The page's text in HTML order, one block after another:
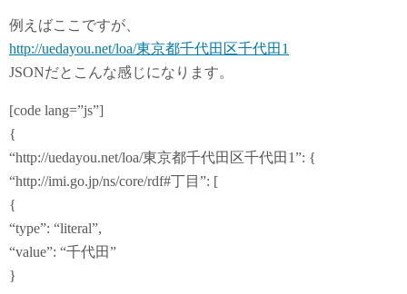
例えばここですが、
http://uedayou.net/loa/東京都千代田区千代田1
JSONだとこんな感じになります。
[code lang=”js”]
{
“http://uedayou.net/loa/東京都千代田区千代田1”: {
“http://imi.go.jp/ns/core/rdf#丁目”: [
{
“type”: “literal”,
“value”: “千代田”
}